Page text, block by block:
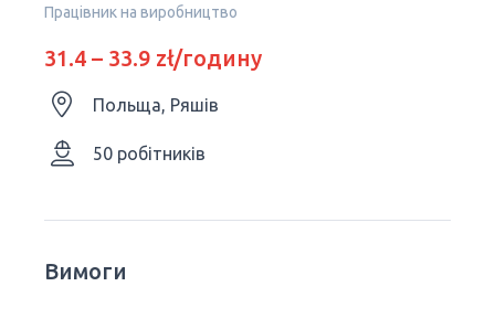
Працівник на виробництво
31.4 – 33.9 zł/годину
Польща, Ряшів
50 робітників
Вимоги